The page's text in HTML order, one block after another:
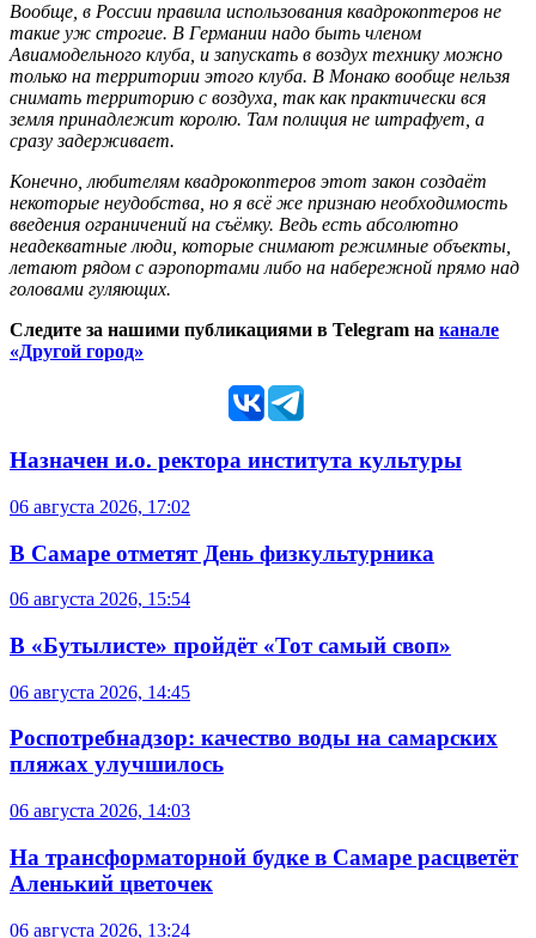
Вообще, в России правила использования квадрокоптеров не
такие уж строгие. В Германии надо быть членом
Авиамодельного клуба, и запускать в воздух технику можно
только на территории этого клуба. В Монако вообще нельзя
снимать территорию с воздуха, так как практически вся
земля принадлежит королю. Там полиция не штрафует, а
сразу задерживает.
Конечно, любителям квадрокоптеров этот закон создаёт
некоторые неудобства, но я всё же признаю необходимость
введения ограничений на съёмку. Ведь есть абсолютно
неадекватные люди, которые снимают режимные объекты,
летают рядом с аэропортами либо на набережной прямо над
головами гуляющих.
Следите за нашими публикациями в Telegram на канале
«Другой город»
Назначен и.о. ректора института культуры
06 августа 2026, 17:02
В Самаре отметят День физкультурника
06 августа 2026, 15:54
В «Бутылисте» пройдёт «Тот самый своп»
06 августа 2026, 14:45
Роспотребнадзор: качество воды на самарских
пляжах улучшилось
06 августа 2026, 14:03
На трансформаторной будке в Самаре расцветёт
Аленький цветочек
06 августа 2026, 13:24